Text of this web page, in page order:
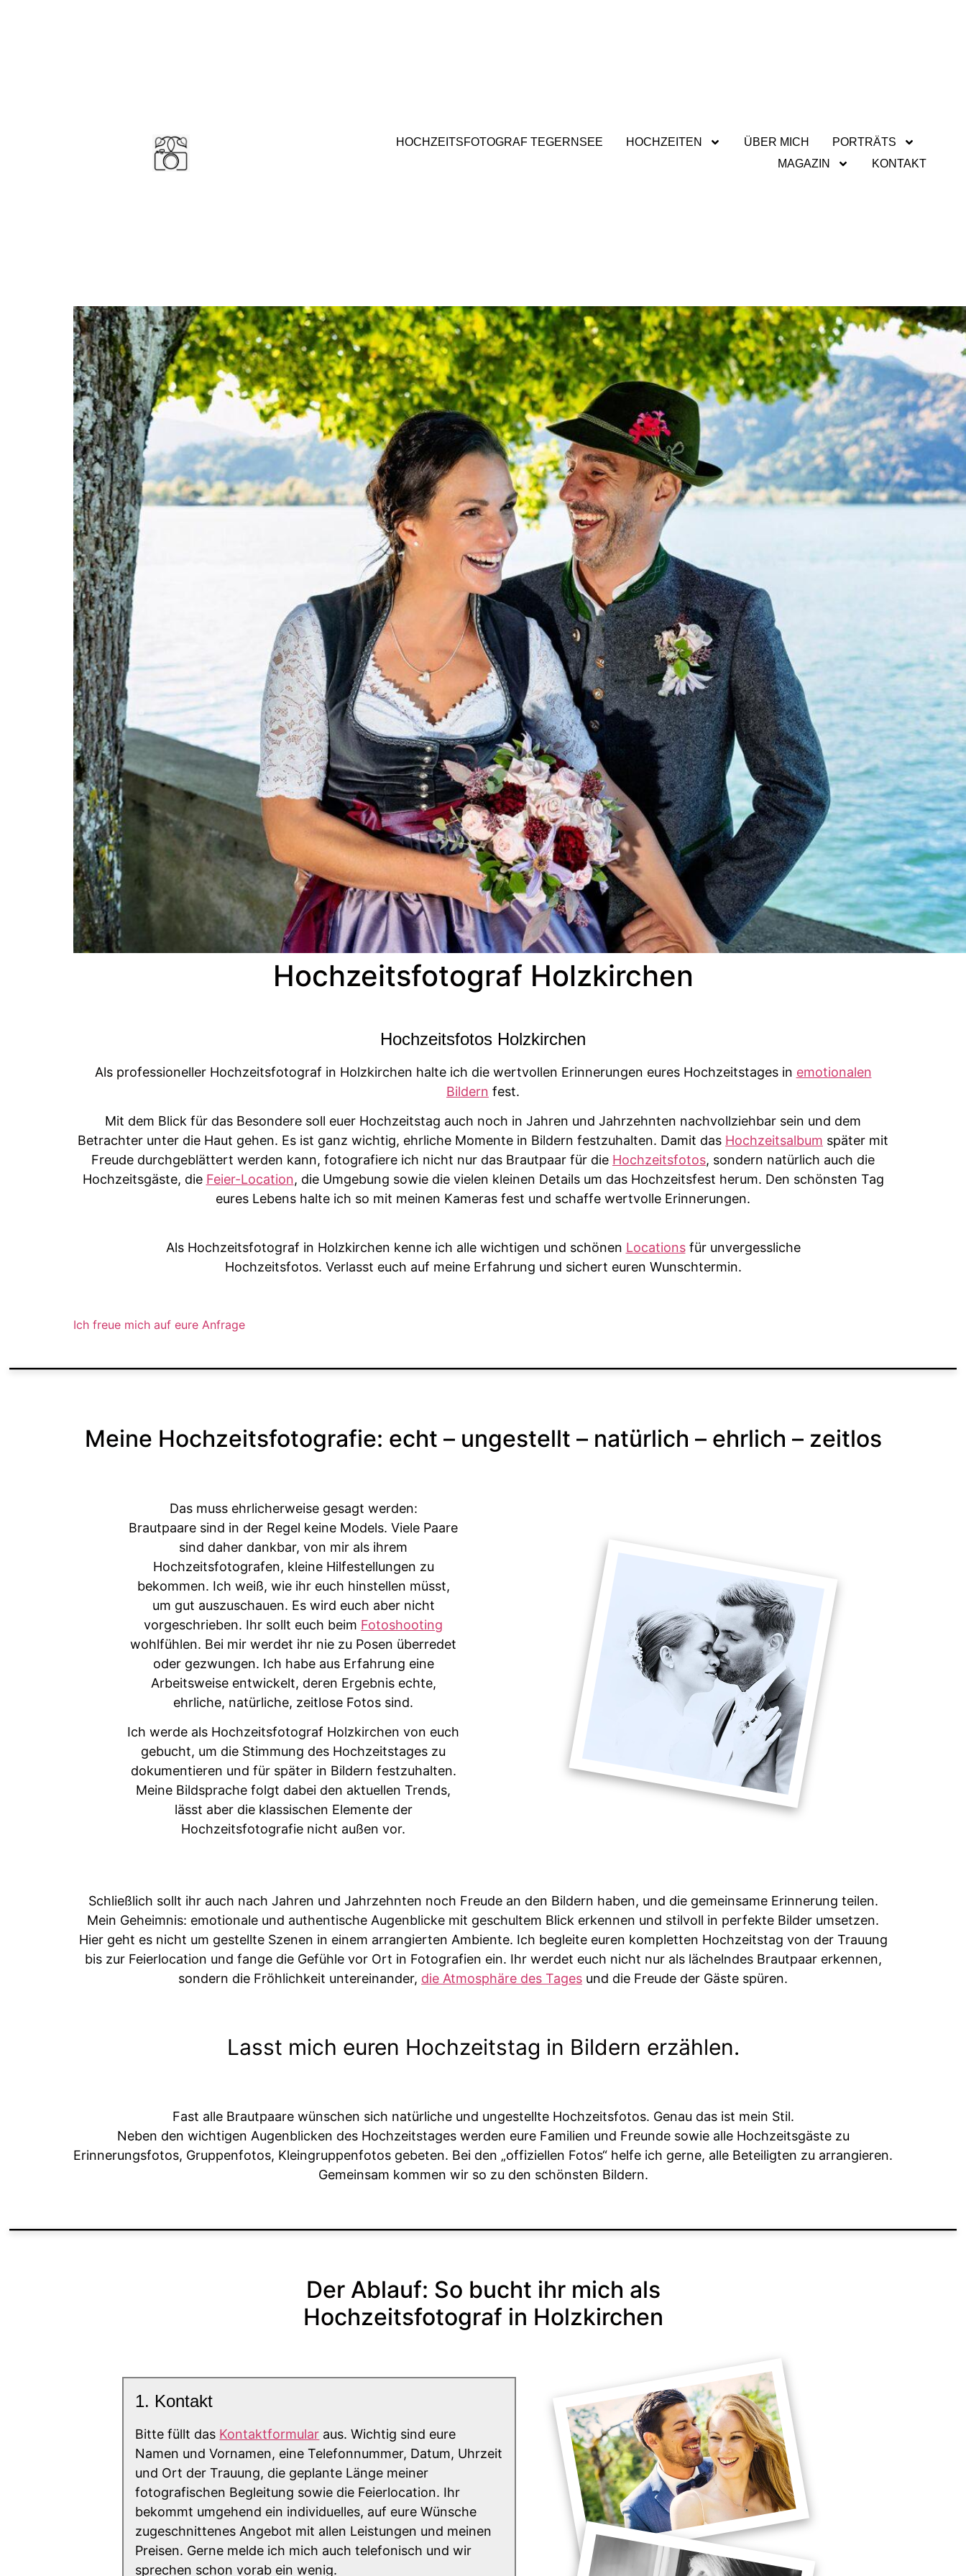
HOCHZEITSFOTOGRAF TEGERNSEE HOCHZEITEN ÜBER MICH
PORTRÄTS
MAGAZIN
KONTAKT
Hochzeitsfotograf Holzkirchen
Hochzeitsfotos Holzkirchen
Als professioneller Hochzeitsfotograf in Holzkirchen halte ich die wertvollen Erinnerungen eures Hochzeitstages in emotionalen
Bildern fest.
Mit dem Blick für das Besondere soll euer Hochzeitstag auch noch in Jahren und Jahrzehnten nachvollziehbar sein und dem
Betrachter unter die Haut gehen. Es ist ganz wichtig, ehrliche Momente in Bildern festzuhalten. Damit das Hochzeitsalbum später mit
Freude durchgeblättert werden kann, fotografiere ich nicht nur das Brautpaar für die Hochzeitsfotos, sondern natürlich auch die
Hochzeitsgäste, die Feier-Location, die Umgebung sowie die vielen kleinen Details um das Hochzeitsfest herum. Den schönsten Tag
eures Lebens halte ich so mit meinen Kameras fest und schaffe wertvolle Erinnerungen.
Als Hochzeitsfotograf in Holzkirchen kenne ich alle wichtigen und schönen Locationsfür unvergessliche
Hochzeitsfotos. Verlasst euch auf meine Erfahrung und sichert euren Wunschtermin.
Ich freue mich auf eure Anfrage
Meine Hochzeitsfotografie: echt – ungestellt – natürlich – ehrlich – zeitlos
Das muss ehrlicherweise gesagt werden:
Brautpaare sind in der Regel keine Models. Viele Paare
sind daher dankbar, von mir als ihrem
Hochzeitsfotografen, kleine Hilfestellungen zu
bekommen. Ich weiß, wie ihr euch hinstellen müsst,
um gut auszuschauen. Es wird euch aber nicht
vorgeschrieben. Ihr sollt euch beim Fotoshooting
wohlfühlen. Bei mir werdet ihr nie zu Posen überredet
oder gezwungen. Ich habe aus Erfahrung eine
Arbeitsweise entwickelt, deren Ergebnis echte,
ehrliche, natürliche, zeitlose Fotos sind.
Ich werde als Hochzeitsfotograf Holzkirchen von euch
gebucht, um die Stimmung des Hochzeitstages zu
dokumentieren und für später in Bildern festzuhalten.
Meine Bildsprache folgt dabei den aktuellen Trends,
lässt aber die klassischen Elemente der
Hochzeitsfotografie nicht außen vor.
Schließlich sollt ihr auch nach Jahren und Jahrzehnten noch Freude an den Bildern haben, und die gemeinsame Erinnerung teilen.
Mein Geheimnis: emotionale und authentische Augenblicke mit geschultem Blick erkennen und stilvoll in perfekte Bilder umsetzen.
Hier geht es nicht um gestellte Szenen in einem arrangierten Ambiente. Ich begleite euren kompletten Hochzeitstag von der Trauung
bis zur Feierlocation und fange die Gefühle vor Ort in Fotografien ein. Ihr werdet euch nicht nur als lächelndes Brautpaar erkennen,
sondern die Fröhlichkeit untereinander, die Atmosphäre des Tages und die Freude der Gäste spüren.
Lasst mich euren Hochzeitstag in Bildern erzählen.
Fast alle Brautpaare wünschen sich natürliche und ungestellte Hochzeitsfotos. Genau das ist mein Stil.
Neben den wichtigen Augenblicken des Hochzeitstages werden eure Familien und Freunde sowie alle Hochzeitsgäste zu
Erinnerungsfotos, Gruppenfotos, Kleingruppenfotos gebeten. Bei den „offiziellen Fotos“ helfe ich gerne, alle Beteiligten zu arrangieren.
Gemeinsam kommen wir so zu den schönsten Bildern.
Der Ablauf: So bucht ihr mich als
Hochzeitsfotograf in Holzkirchen
1. Kontakt
Bitte füllt das Kontaktformular aus. Wichtig sind eure
Namen und Vornamen, eine Telefonnummer, Datum, Uhrzeit
und Ort der Trauung, die geplante Länge meiner
fotografischen Begleitung sowie die Feierlocation. Ihr
bekommt umgehend ein individuelles, auf eure Wünsche
zugeschnittenes Angebot mit allen Leistungen und meinen
Preisen. Gerne melde ich mich auch telefonisch und wir
sprechen schon vorab ein wenig.